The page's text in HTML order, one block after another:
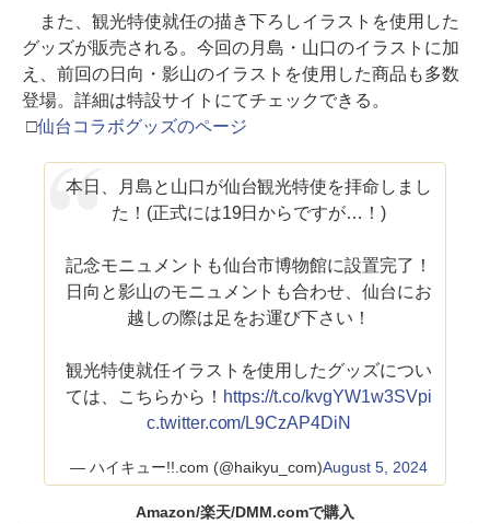
また、観光特使就任の描き下ろしイラストを使用した
グッズが販売される。今回の月島・山口のイラストに加
え、前回の日向・影山のイラストを使用した商品も多数
登場。詳細は特設サイトにてチェックできる。
□仙台コラボグッズのページ
本日、月島と山口が仙台観光特使を拝命しまし
た！(正式には19日からですが…！)
記念モニュメントも仙台市博物館に設置完了！
日向と影山のモニュメントも合わせ、仙台にお
越しの際は足をお運び下さい！
観光特使就任イラストを使用したグッズについ
ては、こちらから！ https://t.co/kvgYW1w3SVpi
c.twitter.com/L9CzAP4DiN
— ハイキュー!!.com (@haikyu_com)August 5, 2024
Amazon/楽天/DMM.comで購入